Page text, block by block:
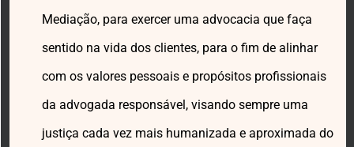
Mediação, para exercer uma advocacia que faça
sentido na vida dos clientes, para o fim de alinhar
com os valores pessoais e propósitos profissionais
da advogada responsável, visando sempre uma
justiça cada vez mais humanizada e aproximada do